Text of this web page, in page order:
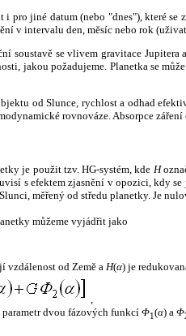
pro jiné datum (nebo "dnes"), které
v intervalu den, měsíc nebo rok
soustavě se vlivem gravitace
jakou požadujeme. Planetka se
od Slunce, rychlost a odhad
rovnováze. Absorpce
je použit tzv. HG-systém, kde H
s efektem zjasnění v opozici, kdy
měřený od středu planetky. Je
můžeme vyjádřit jako
vzdálenost od Země a H(α) je
,
dvou fázových funkcí Φ1(α) a Φ